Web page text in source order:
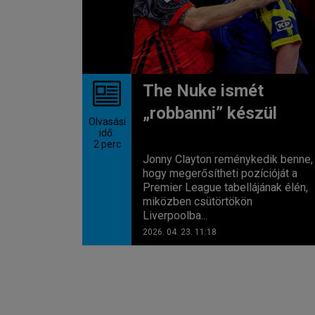
Olvasási
idő:
2 perc
The Nuke ismét
„robbanni” készül
Jonny Clayton reménykedik benne,
hogy megerősítheti pozícióját a
Premier League tabellájának élén,
miközben csütörtökön
Liverpoolba...
2026. 04. 23. 11:18